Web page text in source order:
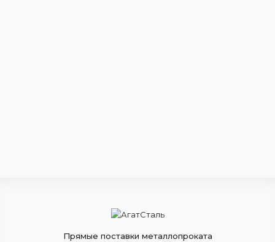
Прямые поставки металлопроката